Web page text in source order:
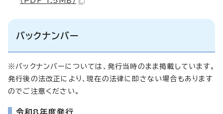
バックナンバー
※バックナンバーについては、発行当時のまま掲載しています。
発行後の法改正により、現在の法律に即さない場合もあります
のでご注意ください。
令和8年度発行